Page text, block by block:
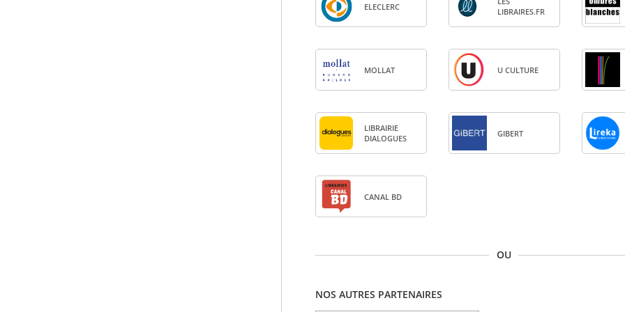
ELE­CLERC
LIBRAIRES.FR
MOL­LAT U CULTURE
LIBRAI­RIE
DIA­LOGUES
GIBERT
CANAL BD
OU
NOS AUTRES PARTENAIRES